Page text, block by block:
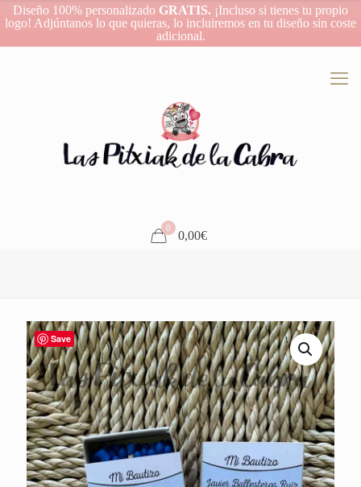
Diseño 100% personalizado GRATIS. ¡Incluso si tienes tu propio
logo! Adjúntanos lo que quieras, lo incluiremos en tu diseño sin coste
adicional.
0
0,00€
Save